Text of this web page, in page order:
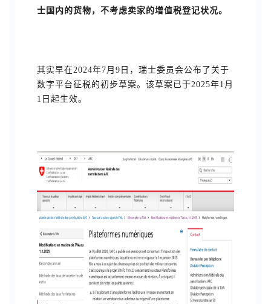
士国内的货物，不考虑卖家的增值税登记状况。
其实早在2024年7月9日，瑞士委员会公布了关于
数字平台征税的初步草案。该草案已于2025年1月
1日起生效。